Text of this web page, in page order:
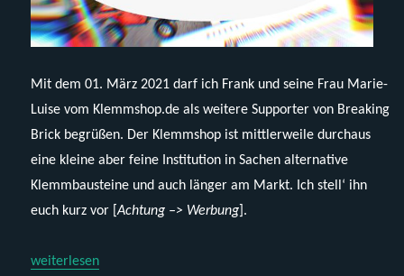
Mit dem 01. März 2021 darf ich Frank und seine Frau Marie-
Luise vom Klemmshop.de als weitere Supporter von Breaking
Brick begrüßen. Der Klemmshop ist mittlerweile durchaus
eine kleine aber feine Institution in Sachen alternative
Klemmbausteine und auch länger am Markt. Ich stell‘ ihn
euch kurz vor [Achtung –> Werbung ].
„Hoi Klemmshop.de – ein neuer Supporter von Breaking Brick!“
weiterlesen